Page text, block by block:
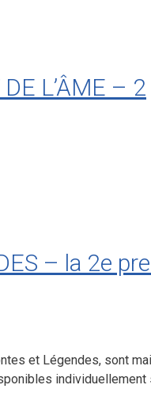
L’ÂME – 2
– la 2e
et Légendes, sont